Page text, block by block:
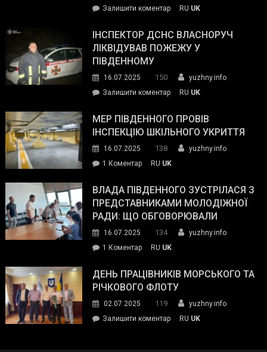
допомогу
Залишити коментарon
провів
нараду
силових
та
органів:
«Наш
спільний
окупанти.
Маємо
діяти
команда
RU UK
ІНСПЕКТОР ДСНС ВЛАСНОРУЧ
ЛІКВІДУВАВ ПОЖЕЖУ У
ПІВДЕННОМУ
16.07.2025 150
yuzhny.info
Залишити коментарon
ДСНС
власноруч
пожежу
у
RU UK
МЕР ПІВДЕННОГО ПРОВІВ
ІНСПЕКЦІЮ ШКІЛЬНОГО УКРИТТЯ
16.07.2025 138
yuzhny.info
1 Коментардо
Південного
провів
інспекцію
укриття
RU UK
ВЛАДА ПІВДЕННОГО ЗУСТРІЛАСЯ З
ПРЕДСТАВНИКАМИ МОЛОДІЖНОЇ
РАДИ: ЩО ОБГОВОРЮВАЛИ
16.07.2025 134
yuzhny.info
1 Коментардо
Південного
зустрілася
представниками
молодіжної
RU UK
ДЕНЬ ПРАЦІВНИКІВ МОРСЬКОГО ТА
РІЧКОВОГО ФЛОТУ
02.07.2025 119
yuzhny.info
Залишити коментарon
RU UK